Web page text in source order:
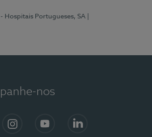
- Hospitais Portugueses, SA
nos